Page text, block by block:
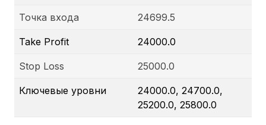
Точка входа 24699.5
Take Profit 24000.0
Stop Loss 25000.0
Ключевые уровни
24000.0, 24700.0,
25200.0, 25800.0